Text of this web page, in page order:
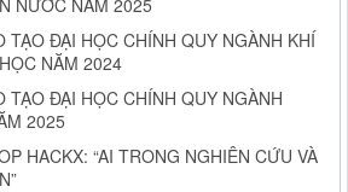
TẠO ĐẠI HỌC CHÍNH QUY NGÀNH KHÍ
NĂM 2024
TẠO ĐẠI HỌC CHÍNH QUY NGÀNH
2025
HACKX: “AI TRONG NGHIÊN CỨU VÀ